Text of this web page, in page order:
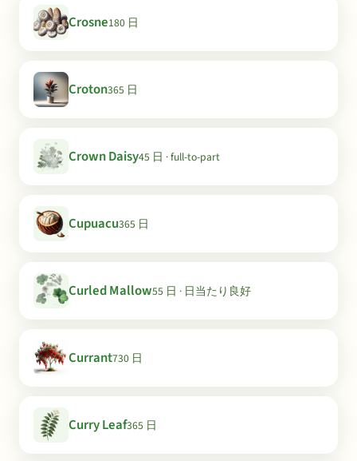
Crosne180 日
Croton365 日
Crown Daisy45 日 · full-to-part
Cupuacu365 日
Curled Mallow55 日 · 日当たり良好
Currant730 日
Curry Leaf365 日